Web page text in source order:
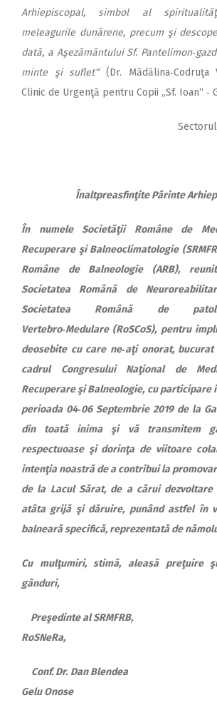
Arhiepiscopal, simbol al
meleagurile dunărene, precum şi
dată, a Aşezământului Sf.
minte şi suflet“(Dr. Mădălina‑Codru­ţa
Clinic de Urgenţă pentru Copii „Sf. Ioan“ ‑
Înaltpreasfinţite Părinte
În numele Societăţii Române de
Recuperare şi Balneoclimatologie
Române de Balneologie (ARB),
Societatea Română de
Societatea Română de
Vertebro‑Medulare (RoSCoS), pentru
deosebite cu care ne‑aţi onorat,
cadrul Congresului Naţional de
Recuperare şi Balneologie, cu participare
perioada 04‑06 Septembrie 2019 de la
din toată inima şi vă transmitem
respectuoase şi dorinţa de viitoare
intenţia noastră de a contribui la
de la Lacul Sărat, de a cărui
atâta grijă şi dăruire, punând astfel în
balneară specifică, reprezentată de
Cu mulţumiri, stimă, aleasă preţuire
gânduri,
Preşedinte al SRMFRB,
RoSNeRa,
Conf. Dr. Dan Blendea
Gelu Onose